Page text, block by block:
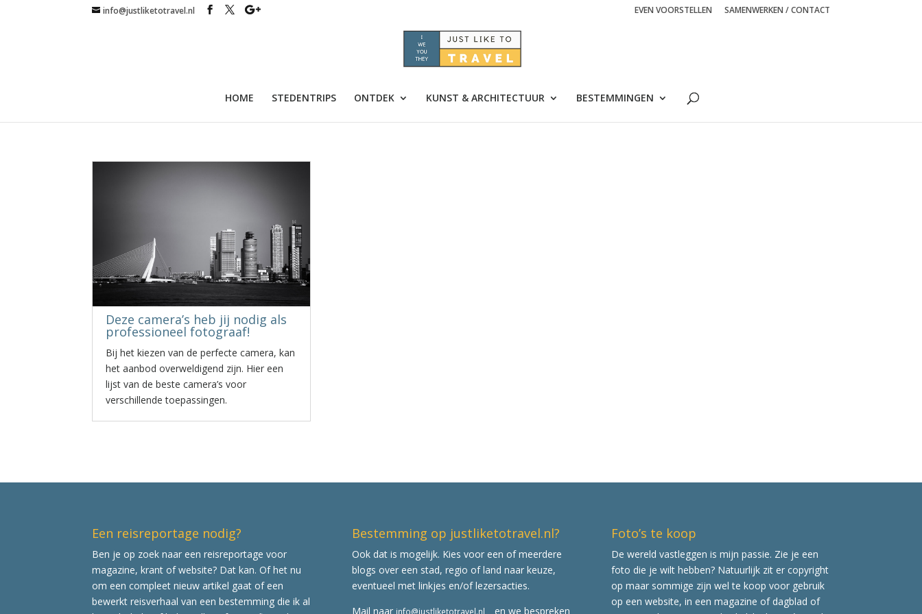
info@justliketotravel.nl EVEN VOORSTELLEN SAMENWERKEN / CONTACT
HOME STEDENTRIPS ONTDEK KUNST & ARCHITECTUUR BESTEMMINGEN
Deze camera’s heb jij nodig als
professioneel fotograaf!
Bij het kiezen van de perfecte camera, kan
het aanbod overweldigend zijn. Hier een
lijst van de beste camera’s voor
verschillende toepassingen.
Een reisreportage nodig?
Ben je op zoek naar een reisreportage voor
magazine, krant of website? Dat kan. Of het nu
om een compleet nieuw artikel gaat of een
bewerkt reisverhaal van een bestemming die ik al
Bestemming op justliketotravel.nl?
Ook dat is mogelijk. Kies voor een of meerdere
blogs over een stad, regio of land naar keuze,
eventueel met linkjes en/of lezersacties.
Mail naar info@justliketotravel.nl en we bespreken
Foto’s te koop
De wereld vastleggen is mijn passie. Zie je een
foto die je wilt hebben? Natuurlijk zit er copyright
op maar sommige zijn wel te koop voor gebruik
op een website, in een magazine of dagblad of